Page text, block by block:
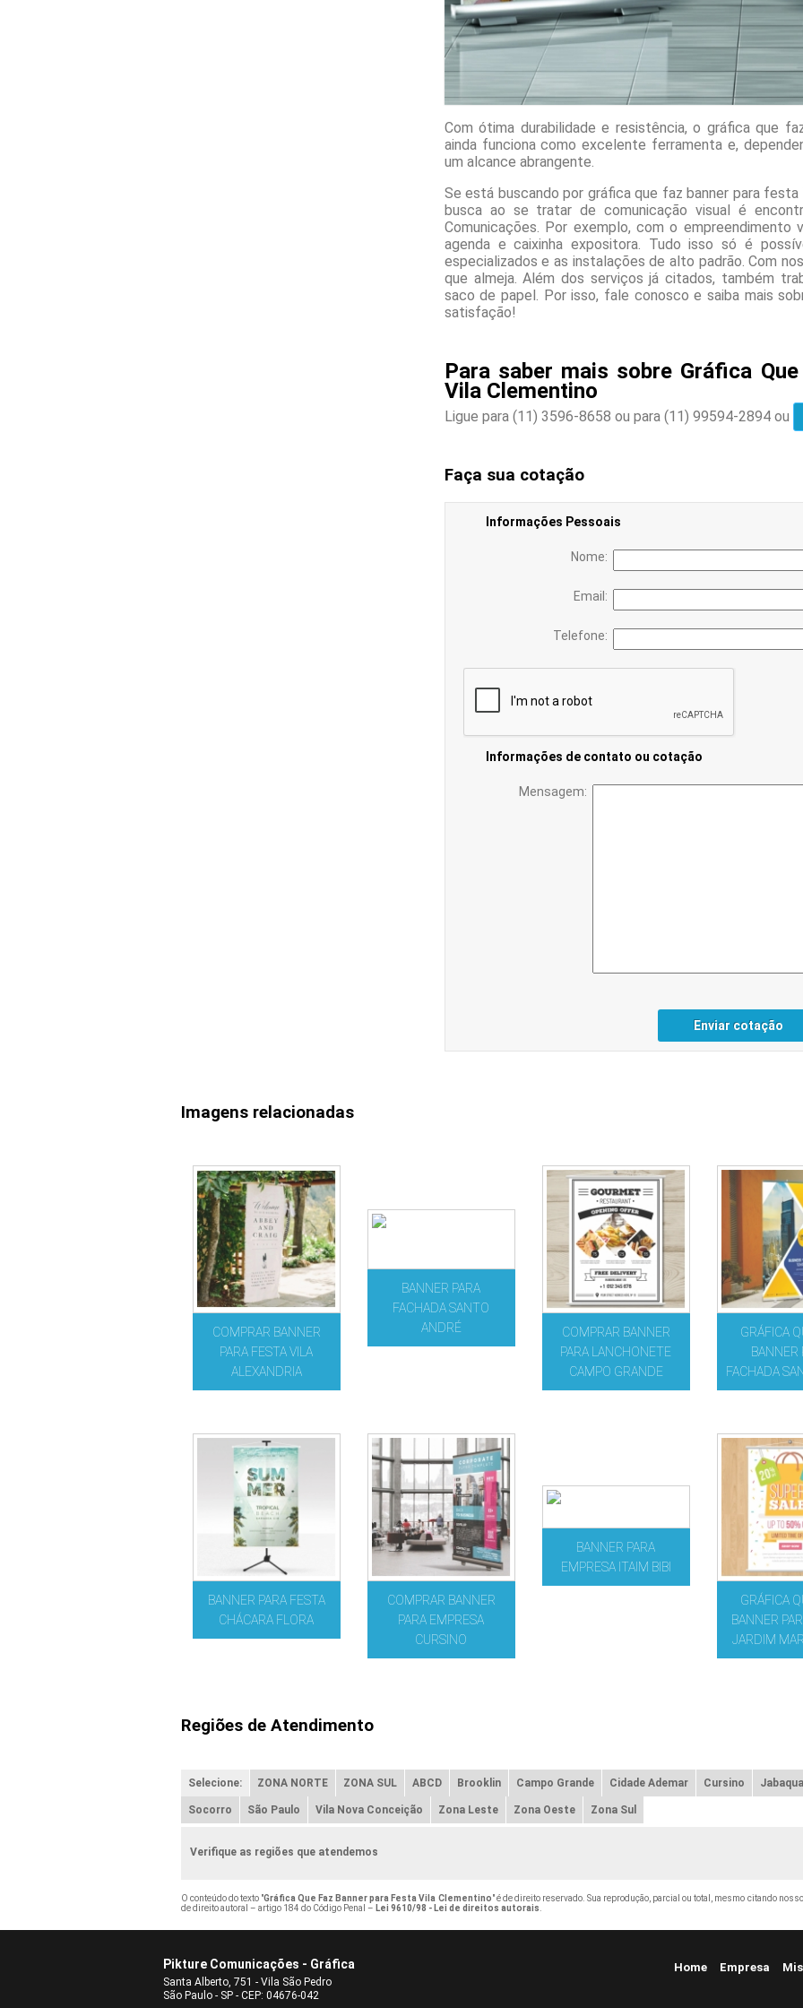
Com ótima durabilidade e resistência, o gráfica que
ainda funciona como excelente ferramenta e,
um alcance abrangente.
Se está buscando por gráfica que faz banner para
busca ao se tratar de comunicação visual é
Comunicações. Por exemplo, com o
agenda e caixinha expositora. Tudo isso só é
especializados e as instalações de alto padrão. Com
que almeja. Além dos serviços já citados, também
saco de papel. Por isso, fale conosco e saiba mais
satisfação!
Para saber mais sobre Gráfica
Vila Clementino
Ligue para (11) 3596-8658 ou para (11) 99594-2894ou
Faça sua cotação
Informações Pessoais
Nome:
Email:
Telefone:
Informações de contato ou cotação
Mensagem:
Enviar cotação
Imagens relacionadas
COMPRAR BANNER
PARA FESTA VILA
ALEXANDRIA
BANNER PARA
FACHADA SANTO
ANDRÉ
COMPRAR BANNER
PARA LANCHONETE
CAMPO GRANDE
GRÁFICA
BANNER
FACHADA
BANNER PARA FESTA
CHÁCARA FLORA
COMPRAR BANNER
PARA EMPRESA
CURSINO
BANNER PARA
EMPRESA ITAIM BIBI
GRÁFICA
BANNER
JARDIM
Regiões de Atendimento
Selecione: ZONA NORTE ZONA SUL ABCD Brooklin Campo Grande Cidade Ademar Cursino
Socorro São Paulo Vila Nova Conceição Zona Leste Zona Oeste Zona Sul
Verifique as regiões que atendemos
O conteúdo do texto "Gráfica Que Faz Banner para Festa Vila Clementino" é de direito reservado. Sua reprodução, parcial ou total, mesmo citando
de direito autoral – artigo 184 do Código Penal – Lei 9610/98 - Lei de direitos autorais
Pikture Comunicações - Gráfica
Santa Alberto, 751 - Vila São Pedro
São Paulo - SP - CEP: 04676-042
Home Empresa